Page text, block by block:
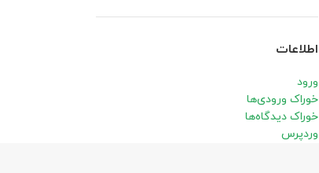
اطلاعات
ورود
خوراک ورودی‌ها
خوراک دیدگاه‌ها
وردپرس